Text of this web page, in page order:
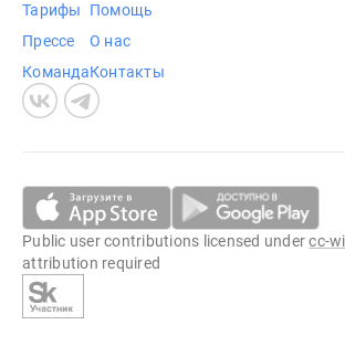
Тарифы
Прессе
Команда
Помощь
О нас
Контакты
Public user contributions licensed undercc-
attribution required